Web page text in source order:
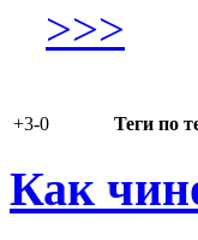
>>>
+3-0 Теги по
Как